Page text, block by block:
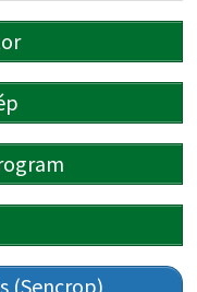
(Sencrop)